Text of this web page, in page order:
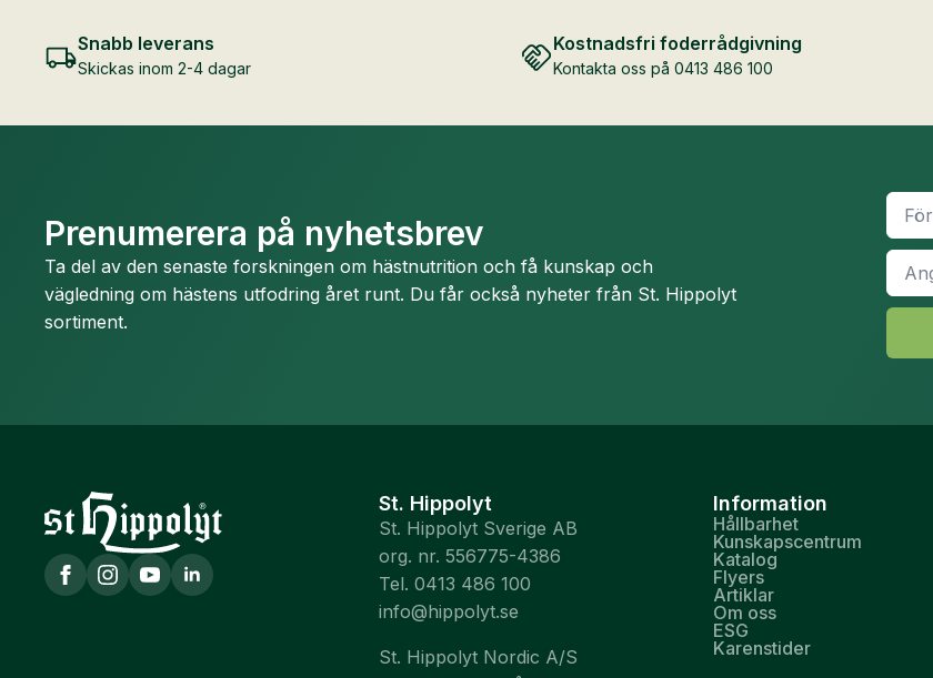
Snabb leverans
Skickas inom 2-4 dagar
Kostnadsfri foderrådgivning
Kontakta oss på 0413 486 100
Prenumerera på nyhetsbrev
Ta del av den senaste forskningen om hästnutrition och få kunskap och
vägledning om hästens utfodring året runt. Du får också nyheter från St. Hippolyt
sortiment.
E-
post
*
St. Hippolyt
St. Hippolyt Sverige AB
org. nr. 556775-4386
Tel. 0413 486 100
info@hippolyt.se
St. Hippolyt Nordic A/S
Information
Hållbarhet
Kunskapscentrum
Katalog
Flyers
Artiklar
Om oss
ESG
Karenstider